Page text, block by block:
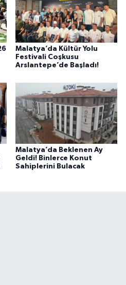
Malatya’da Kültür Yolu
Festivali Coşkusu
Arslantepe’de Başladı!
Malatya’da Beklenen Ay
Geldi! Binlerce Konut
Sahiplerini Bulacak